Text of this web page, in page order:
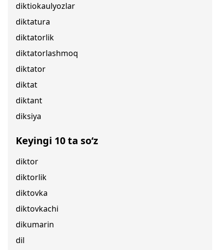
diktiokaulyozlar
diktatura
diktatorlik
diktatorlashmoq
diktator
diktat
diktant
diksiya
Keyingi 10 ta so‘z
diktor
diktorlik
diktovka
diktovkachi
dikumarin
dil